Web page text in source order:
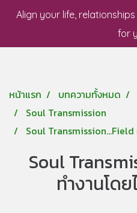
Align your life,
for
หน้าแรก บทความทั้งหมด
Soul Transmission
Soul
Soul
ทำงานโด